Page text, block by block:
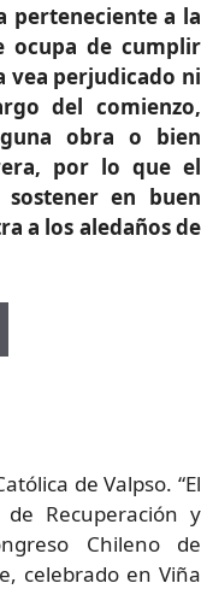
perteneciente a la
ocupa de cumplir
vea perjudicado ni
del comienzo,
obra o bien
por lo que el
en buen
a los aledaños de
de Valpso. “El
Recuperación y
Chileno de
celebrado en Viña